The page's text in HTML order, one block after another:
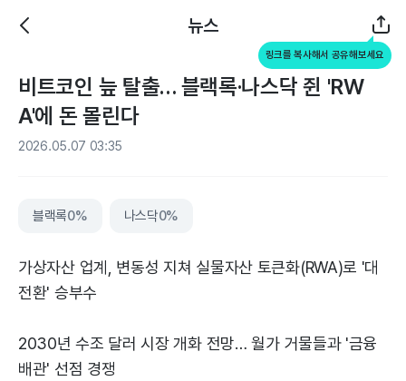
뉴스
링크를 복사해서 공유해보세요
비트코인 늪 탈출… 블랙록·나스닥 쥔 'RW
A'에 돈 몰린다
2026.05.07 03:35
블랙록0% 나스닥0%
가상자산 업계, 변동성 지쳐 실물자산 토큰화(RWA)로 '대
전환' 승부수
2030년 수조 달러 시장 개화 전망… 월가 거물들과 '금융
배관' 선점 경쟁